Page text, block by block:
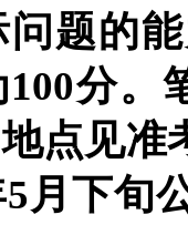
题的
100分。
点见准
5月 下旬